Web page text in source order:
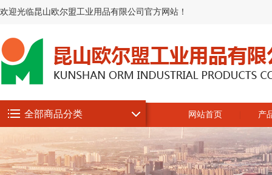
欢迎光临昆山欧尔盟工业用品有限公司官方网站！
全部商品分类 网站首页 产